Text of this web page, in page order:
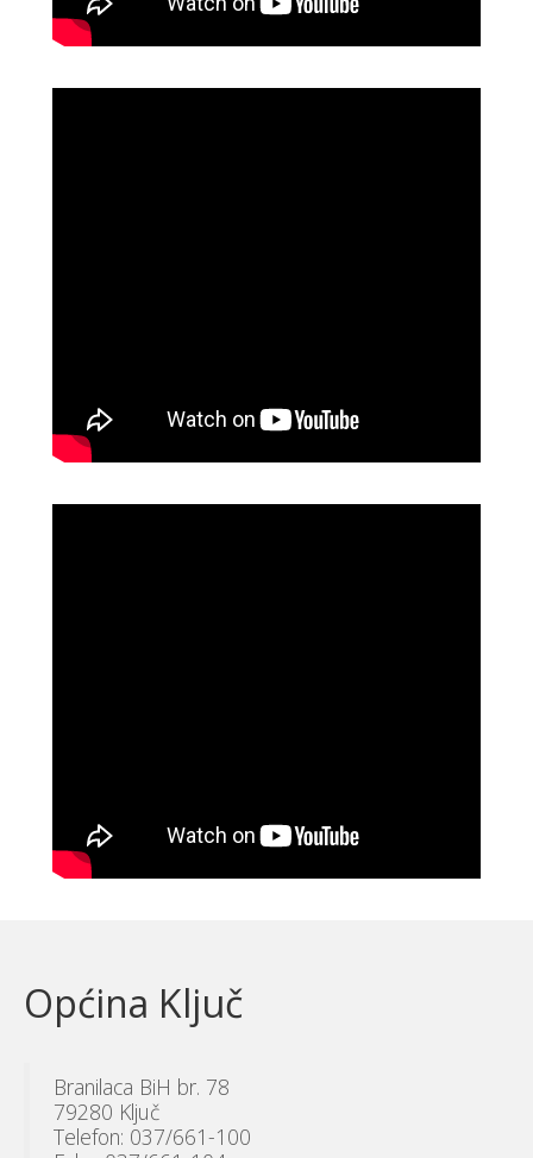
Općina Ključ
Branilaca BiH br. 78
79280 Ključ
Telefon: 037/661-100